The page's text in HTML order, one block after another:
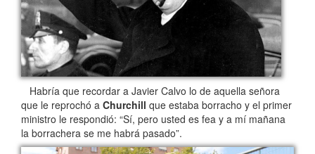
Habría que recordar a Javier Calvo lo de aquella señora
que le reprochó a Churchill que estaba borracho y el primer
ministro le respondió: “Sí, pero usted es fea y a mí mañana
la borrachera se me habrá pasado”.